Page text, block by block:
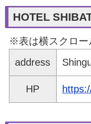
HOTEL
※表は横スクロー
address
HP